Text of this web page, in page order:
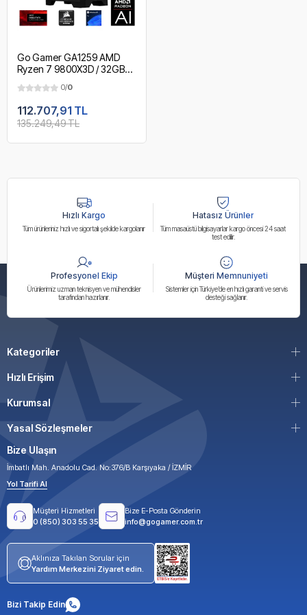
Go Gamer GA1259 AMD
Ryzen 7 9800X3D / 32GB
NVMe m.2 SSD / RX7700XT
12GB / 240mm Sıvı Soğutma
/ AMD Gaming Paket
0/0
112.707,91 TL
135.249,49 TL
Hızlı Kargo
Tüm ürünleriniz hızlı ve sigortalı şekilde kargolanır
Hatasız Ürünler
Tüm masaüstü bilgisayarlar kargo öncesi 24 saat
test edilir.
Profesyonel Ekip
Ürünlerimiz uzman teknisyen ve mühendisler
tarafından hazırlanır.
Müşteri Memnuniyeti
Sistemler için Türkiye’de en hızlı garanti ve servis
desteği sağlanır.
Kategoriler
Hızlı Erişim
Kurumsal
Yasal Sözleşmeler
Bize Ulaşın
İmbatlı Mah. Anadolu Cad. No:376/B Karşıyaka / İZMİR
Yol Tarifi Al
Müşteri Hizmetleri
0 (850) 303 55 35
Bize E-Posta Gönderin
info@gogamer.com.tr
Aklınıza Takılan Sorular için
Yardım Merkezini Ziyaret edin.
Bizi Takip Edin